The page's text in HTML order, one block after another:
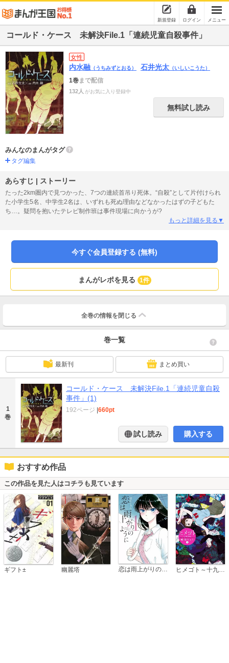
新規登録 ログイン メニュー
コールド・ケース 未解決File.1「連続児童自殺事件」
女性
内水融 （うちみずとおる） 石井光太 （いしいこうた）
1巻まで配信
132人 がお気に入り登録中
無料試し読み
みんなのまんがタグ
タグ編集
あらすじ | ストーリー
たった2km圏内で見つかった、7つの連続首吊り死体。“自殺”として片付けられ
た小学生5名、中学生2名は、いずれも死ぬ理由などなかったはずの子どもた
ち…。疑問を抱いたテレビ制作班は事件現場に向かうが?
もっと詳細を見る▼
今すぐ会員登録する (無料)
まんがレポを見る 1件
全巻の情報を 閉じる
巻一覧
最新刊 まとめ買い
1
巻
コールド・ケース 未解決File.1「連続児童自殺
事件」(1)
192ページ 660pt
試し読み 購入する
おすすめ作品
この作品を見た人はコチラも見ています
ギフト± 幽麗塔 恋は雨上がりのように